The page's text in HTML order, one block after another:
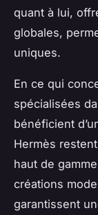
quant à lui,
globales,
uniques.
En ce qui
spécialisées
bénéficient
Hermès
haut de
créations
garantissent